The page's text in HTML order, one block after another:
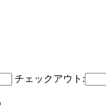
チェックアウト: